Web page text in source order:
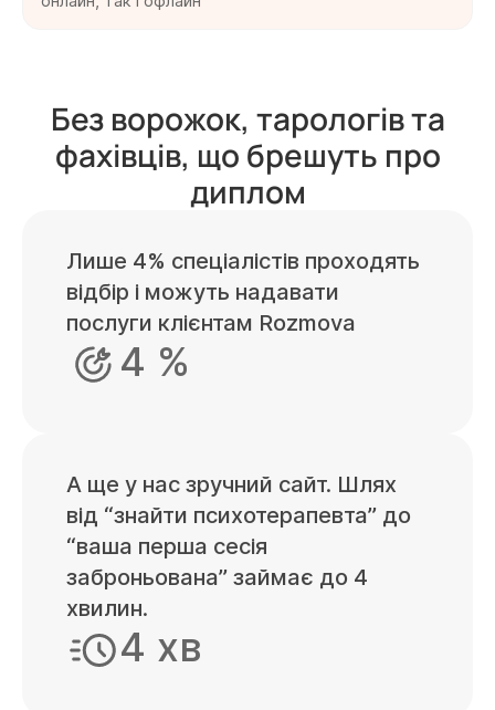
Без ворожок, тарологів та
фахівців, що брешуть про
диплом
Лише 4% спеціалістів проходять
відбір і можуть надавати
послуги клієнтам Rozmova
4 %
А ще у нас зручний сайт. Шлях
від “знайти психотерапевта” до
“ваша перша сесія
заброньована” займає до 4
хвилин.
4 хв